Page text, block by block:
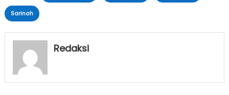
Sarinah
Redaksi